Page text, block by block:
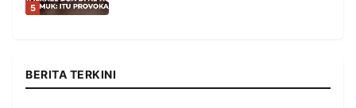
5
BERITA TERKINI